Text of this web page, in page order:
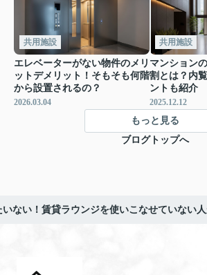
共用施設
エレベーターがない物件のメリ
ットデメリット！そもそも何階
から設置されるの？
2026.03.04
共用施設
マンション
割とは？内
ントも紹介
2025.12.12
もっと見る
ブログトップへ
いない！賃貸ラウンジを使いこなせていない